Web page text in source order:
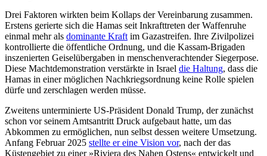
Drei Faktoren wirkten beim Kollaps der Vereinbarung zusammen.
Erstens gerierte sich die Hamas seit Inkrafttreten der Waf­fenruhe
einmal mehr als dominante Kraft im Gazastreifen. Ihre Zivilpolizei
kon­trol­lierte die öffentliche Ordnung, und die Kas­sam-Brigaden
inszenierten Geiselübergaben in menschenverachtender Sieger­pose.
Diese Machtdemonstration verstärkte in Israel die Haltung, dass die
Hamas in einer mög­lichen Nachkriegsordnung keine Rolle spie­len
dürfe und zerschlagen werden müsse.
Zweitens unterminierte US-Präsident Donald Trump, der zunächst
schon vor sei­nem Amtsantritt Druck aufgebaut hatte, um das
Abkommen zu ermöglichen, nun selbst dessen weitere Umsetzung.
Anfang Februar 2025 stellte er eine Vision vor, nach der das
Küstengebiet zu einer »Riviera des Nahen Ostens« entwickelt und